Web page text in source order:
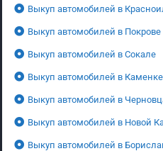
Выкуп автомобилей в
Выкуп автомобилей в Покрове
Выкуп автомобилей в Сокале
Выкуп автомобилей в
Выкуп автомобилей в
Выкуп автомобилей в Новой
Выкуп автомобилей в